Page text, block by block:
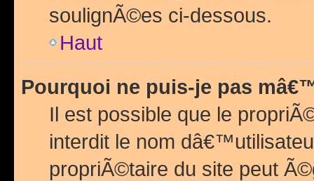
soulignÃ©es ci-dessous.
Haut
Pourquoi ne puis-je pas
Il est possible que le
interdit le nom
propriÃ©taire du site peut